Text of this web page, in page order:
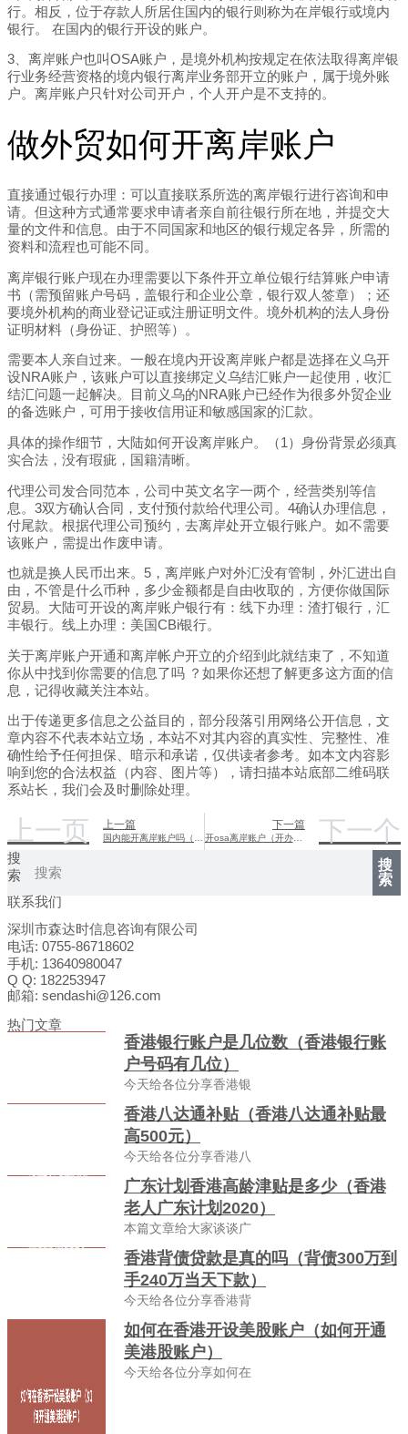
行。相反，位于存款人所居住国内的银行则称为在岸银行或境内
银行。 在国内的银行开设的账户。
3、离岸账户也叫OSA账户，是境外机构按规定在依法取得离岸银
行业务经营资格的境内银行离岸业务部开立的账户，属于境外账
户。离岸账户只针对公司开户，个人开户是不支持的。
做外贸如何开离岸账户
直接通过银行办理：可以直接联系所选的离岸银行进行咨询和申
请。但这种方式通常要求申请者亲自前往银行所在地，并提交大
量的文件和信息。由于不同国家和地区的银行规定各异，所需的
资料和流程也可能不同。
离岸银行账户现在办理需要以下条件开立单位银行结算账户申请
书（需预留账户号码，盖银行和企业公章，银行双人签章）；还
要境外机构的商业登记证或注册证明文件。境外机构的法人身份
证明材料（身份证、护照等）。
需要本人亲自过来。一般在境内开设离岸账户都是选择在义乌开
设NRA账户，该账户可以直接绑定义乌结汇账户一起使用，收汇
结汇问题一起解决。目前义乌的NRA账户已经作为很多外贸企业
的备选账户，可用于接收信用证和敏感国家的汇款。
具体的操作细节，大陆如何开设离岸账户。（1）身份背景必须真
实合法，没有瑕疵，国籍清晰。
代理公司发合同范本，公司中英文名字一两个，经营类别等信
息。3双方确认合同，支付预付款给代理公司。4确认办理信息，
付尾款。根据代理公司预约，去离岸处开立银行账户。如不需要
该账户，需提出作废申请。
也就是换人民币出来。5，离岸账户对外汇没有管制，外汇进出自
由，不管是什么币种，多少金额都是自由收取的，方便你做国际
贸易。大陆可开设的离岸账户银行有：线下办理：渣打银行，汇
丰银行。线上办理：美国CBi银行。
关于离岸账户开通和离岸帐户开立的介绍到此就结束了，不知道
你从中找到你需要的信息了吗 ？如果你还想了解更多这方面的信
息，记得收藏关注本站。
出于传递更多信息之公益目的，部分段落引用网络公开信息，文
章内容不代表本站立场，本站不对其内容的真实性、完整性、准
确性给予任何担保、暗示和承诺，仅供读者参考。如本文内容影
响到您的合法权益（内容、图片等），请扫描本站底部二维码联
系站长，我们会及时删除处理。
上一页 上一篇 下一篇
开osa离岸账户（开办离岸账户） 下一个
搜
索
搜
索
联系我们
深圳市森达时信息咨询有限公司
电话: 0755-86718602
手机: 13640980047
Q Q: 182253947
邮箱: sendashi@126.com
热门文章
香港银行账户是几位数（香港银行账
户号码有几位）
今天给各位分享香港银
香港八达通补贴（香港八达通补贴最
高500元）
今天给各位分享香港八
广东计划香港高龄津贴是多少（香港
老人广东计划2020）
本篇文章给大家谈谈广
香港背债贷款是真的吗（背债300万到
手240万当天下款）
今天给各位分享香港背
如何在香港开设美股账户（如何开通
美港股账户）
今天给各位分享如何在